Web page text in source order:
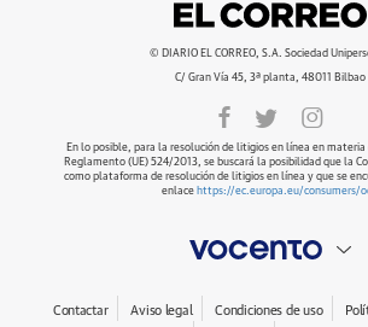
© DIARIO EL CORREO, S.A. Sociedad
C/ Gran Vía 45, 3ª planta, 48011 Bilbao
En lo posible, para la resolución de litigios en línea en materia
Reglamento (UE) 524/2013, se buscará la posibilidad que la
como plataforma de resolución de litigios en línea y que se
enlace https://ec.europa.eu/consumers/
Contactar Aviso legal Condiciones de uso